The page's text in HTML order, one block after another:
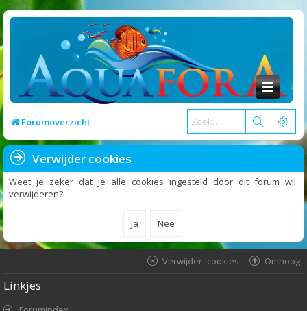
Forumoverzicht
Verwijder cookies
Weet je zeker dat je alle cookies ingesteld door dit forum wil
verwijderen?
Omhoog
Verwijder cookies
Linkjes